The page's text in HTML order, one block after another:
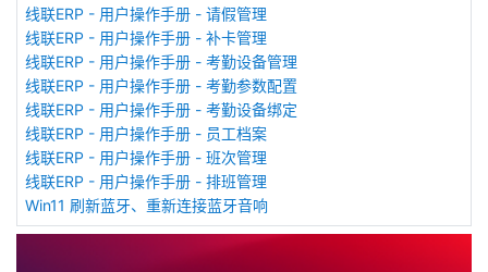
线联ERP - 用户操作手册 - 请假管理
线联ERP - 用户操作手册 - 补卡管理
线联ERP - 用户操作手册 - 考勤设备管理
线联ERP - 用户操作手册 - 考勤参数配置
线联ERP - 用户操作手册 - 考勤设备绑定
线联ERP - 用户操作手册 - 员工档案
线联ERP - 用户操作手册 - 班次管理
线联ERP - 用户操作手册 - 排班管理
Win11 刷新蓝牙、重新连接蓝牙音响